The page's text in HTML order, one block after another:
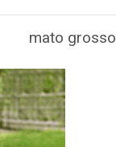
mato grosso